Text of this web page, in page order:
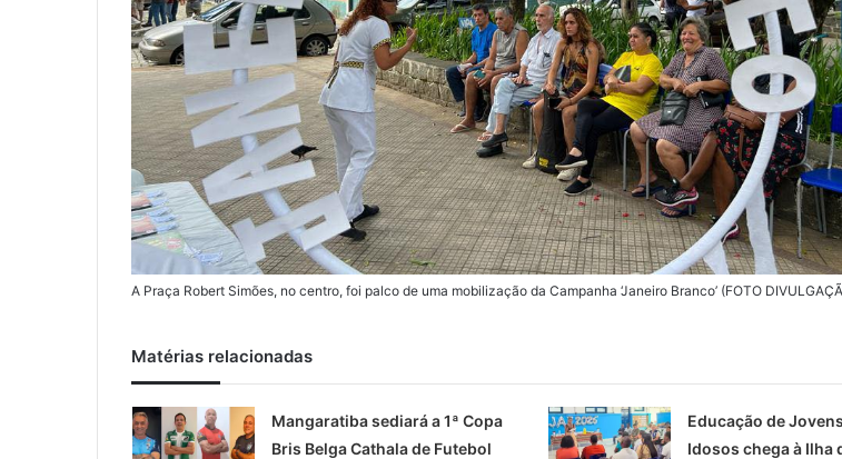
A Praça Robert Simões, no centro, foi palco de uma mobilização da Campanha ‘Janeiro Branco’ (FOTO
Matérias relacionadas
Mangaratiba sediará a 1ª Copa
Bris Belga Cathala de Futebol
Educação de
Idosos chega à Ilha